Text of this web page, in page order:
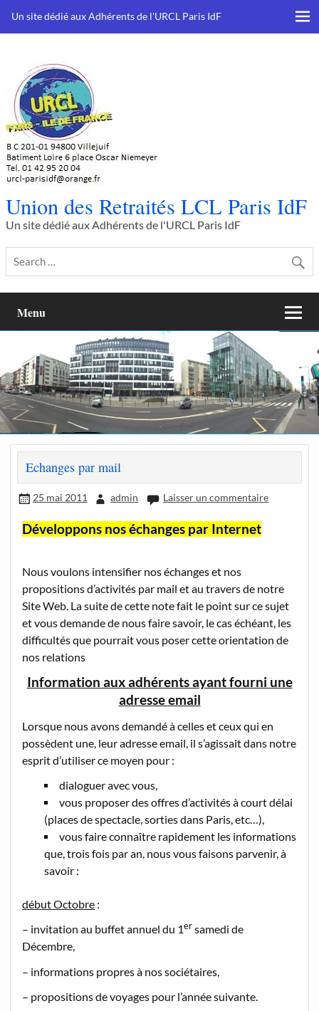
Un site dédié aux Adhérents de l'URCL Paris IdF
Union des Retraités LCL Paris IdF
Un site dédié aux Adhérents de l'URCL Paris IdF
Menu
Echanges par mail
25 mai 2011 admin Laisser un commentaire
Développons nos échanges par Internet
Nous voulons intensifier nos échanges et nos
propositions d’activités par mail et au travers de notre
Site Web. La suite de cette note fait le point sur ce sujet
et vous demande de nous faire savoir, le cas échéant, les
difficultés que pourrait vous poser cette orientation de
nos relations
Information aux adhérents ayant fourni une
adresse email
Lorsque nous avons demandé à celles et ceux qui en
possèdent une, leur adresse email, il s’agissait dans notre
esprit d’utiliser ce moyen pour :
dialoguer avec vous,
vous proposer des offres d’activités à court délai
(places de spectacle, sorties dans Paris, etc…),
vous faire connaître rapidement les informations
que, trois fois par an, nous vous faisons parvenir, à
savoir :
début Octobre :
– invitation au buffet annuel du 1ersamedi de
Décembre,
– informations propres à nos sociétaires,
– propositions de voyages pour l’année suivante.